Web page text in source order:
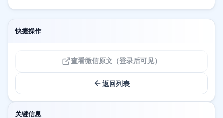
快捷操作
查看微信原文（登录后可见）
返回列表
关键信息